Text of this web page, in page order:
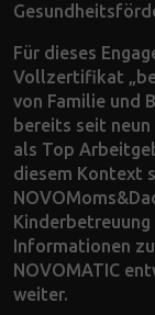
Für dieses
Vollzertifikat
von Familie und
bereits seit
als Top
diesem Kontext
Informationen
NOVOMATIC
weiter.